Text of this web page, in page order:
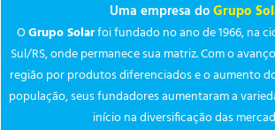
Uma empresa doGrupo
OGrupo Solarfoi fundado no ano de 1966, na
Sul/RS, onde permanece sua matriz. Com o
região por produtos diferenciados e o aumento
população, seus fundadores aumentaram a
início na diversificação das